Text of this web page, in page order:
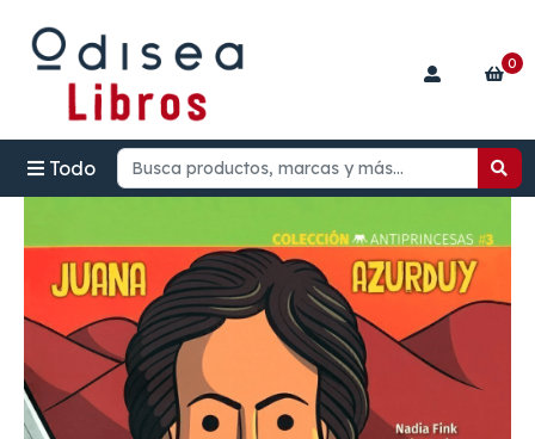
Todo
0